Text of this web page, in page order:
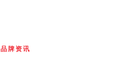
品牌资讯